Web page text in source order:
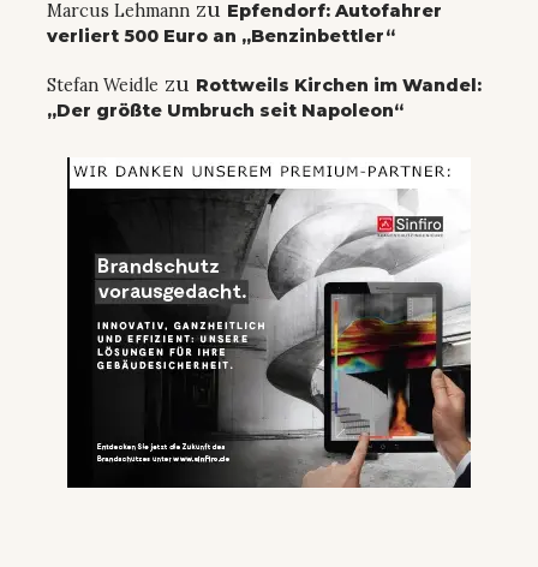
Marcus Lehmann zu Epfendorf: Autofahrer
verliert 500 Euro an „Benzinbettler“
Stefan Weidle zu Rottweils Kirchen im Wandel:
„Der größte Umbruch seit Napoleon“